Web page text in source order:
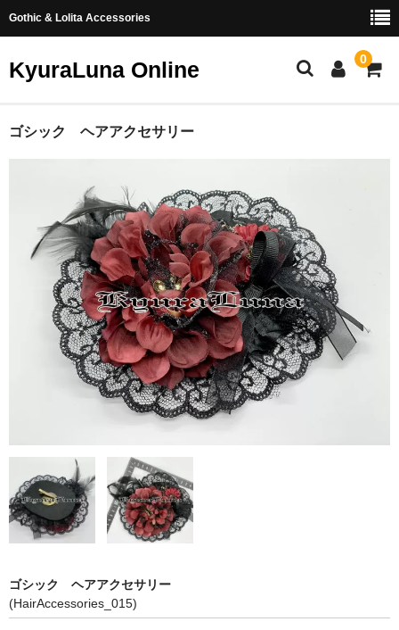
Gothic & Lolita Accessories
KyuraLuna Online 0
ホーム
ヘアアクセサリー
リング
イヤリング・ピアス
つまみ細工
お問い合わせ
ゴシック ヘアアクセサリー
ゴシック ヘアアクセサリー
(HairAccessories_015)